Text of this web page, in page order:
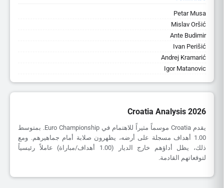
Petar Musa
Mislav Oršić
Ante Budimir
Ivan Perišić
Andrej Kramarić
Igor Matanovic
Croatia Analysis 2026
يقدم Croatia موسماً مثيراً للاهتمام في Euro Championship. بمتوسط
1.00 أهداف مسجلة على أرضه، يظهرون صلابة أمام جماهيرهم. ومع
ذلك، يظل أداؤهم خارج الديار (1.00 أهداف/مباراة) عاملاً رئيسياً
لتوقعاتهم القادمة.